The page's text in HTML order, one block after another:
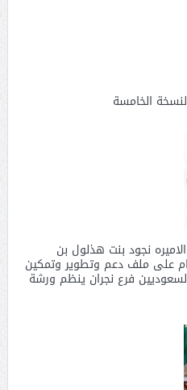
الخامسة
نجود بنت هذلول بن
على ملف دعم وتطوير وتمكين
فرع نجران ينظم ورشة